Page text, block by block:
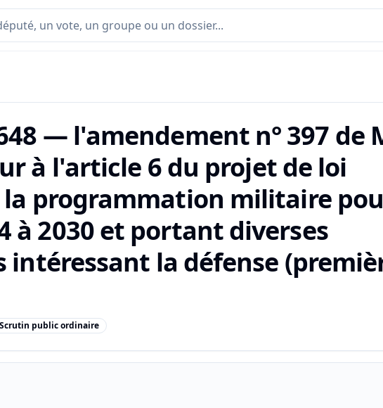
— l'amendement n° 397 de
à l'article 6 du projet de loi
programmation militaire
à 2030 et portant diverses
intéressant la défense
Scrutin public ordinaire